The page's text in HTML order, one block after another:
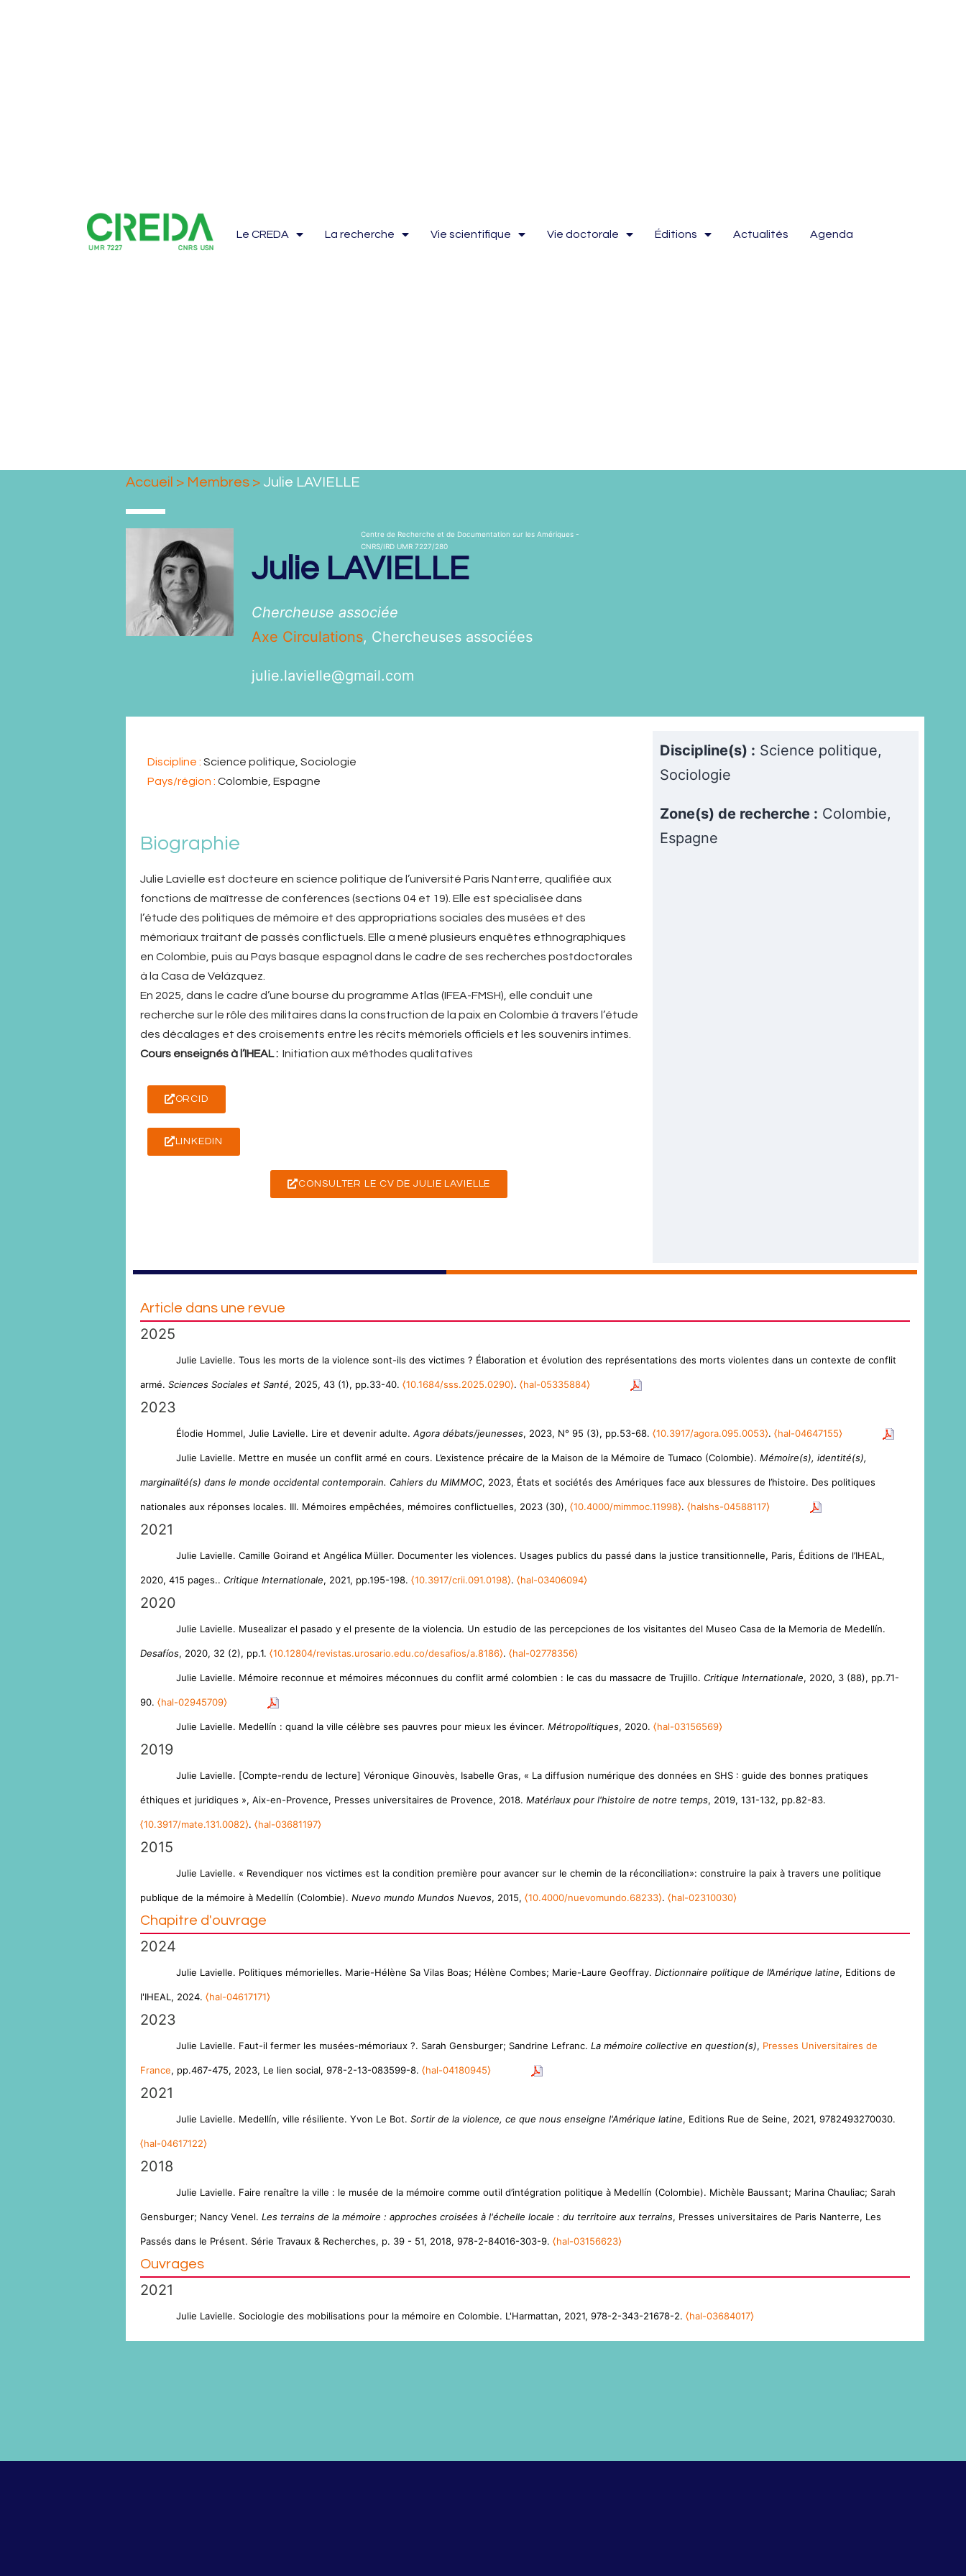
Le CREDA La recherche Vie scientifique Vie doctorale Éditions Actualités Agenda
Accueil > Membres> Julie LAVIELLE
Centre de Recherche et de Documentation sur les Amériques -
CNRS/IRD UMR 7227/280
Julie LAVIELLE
Chercheuse associée
Axe Circulations, Chercheuses associées
julie.lavielle@gmail.com
Discipline : Science politique, Sociologie
Pays/région : Colombie, Espagne
Biographie
Julie Lavielle est docteure en science politique de l’université Paris Nanterre, qualifiée aux
fonctions de maîtresse de conférences (sections 04 et 19). Elle est spécialisée dans
l’étude des politiques de mémoire et des appropriations sociales des musées et des
mémoriaux traitant de passés conflictuels. Elle a mené plusieurs enquêtes ethnographiques
en Colombie, puis au Pays basque espagnol dans le cadre de ses recherches postdoctorales
à la Casa de Velázquez.
En 2025, dans le cadre d’une bourse du programme Atlas (IFEA-FMSH), elle conduit une
recherche sur le rôle des militaires dans la construction de la paix en Colombie à travers l’étude
des décalages et des croisements entre les récits mémoriels officiels et les souvenirs intimes.
Cours enseignés à l’IHEAL :Initiation aux méthodes qualitatives
ORCID
LINKEDIN
CONSULTER LE CV DE JULIE LAVIELLE
Discipline(s) : Science politique,
Sociologie
Zone(s) de recherche : Colombie,
Espagne
Article dans une revue
2025
Julie Lavielle. Tous les morts de la violence sont-ils des victimes ? Élaboration et évolution des représentations des morts violentes dans un contexte de conflit
armé. Sciences Sociales et Santé, 2025, 43 (1), pp.33-40. ⟨10.1684/sss.2025.0290⟩. ⟨hal-05335884⟩
2023
Élodie Hommel, Julie Lavielle. Lire et devenir adulte. Agora débats/jeunesses, 2023, N° 95 (3), pp.53-68. ⟨10.3917/agora.095.0053⟩. ⟨hal-04647155⟩
Julie Lavielle. Mettre en musée un conflit armé en cours. L’existence précaire de la Maison de la Mémoire de Tumaco (Colombie). Mémoire(s), identité(s),
marginalité(s) dans le monde occidental contemporain. Cahiers du MIMMOC, 2023, États et sociétés des Amériques face aux blessures de l’histoire. Des politiques
nationales aux réponses locales. III. Mémoires empêchées, mémoires conflictuelles, 2023 (30), ⟨10.4000/mimmoc.11998⟩. ⟨halshs-04588117⟩
2021
Julie Lavielle. Camille Goirand et Angélica Müller. Documenter les violences. Usages publics du passé dans la justice transitionnelle, Paris, Éditions de l’IHEAL,
2020, 415 pages.. Critique Internationale, 2021, pp.195-198. ⟨10.3917/crii.091.0198⟩. ⟨hal-03406094⟩
2020
Julie Lavielle. Musealizar el pasado y el presente de la violencia. Un estudio de las percepciones de los visitantes del Museo Casa de la Memoria de Medellín.
Desafíos, 2020, 32 (2), pp.1. ⟨10.12804/revistas.urosario.edu.co/desafios/a.8186⟩. ⟨hal-02778356⟩
Julie Lavielle. Mémoire reconnue et mémoires méconnues du conflit armé colombien : le cas du massacre de Trujillo. Critique Internationale, 2020, 3 (88), pp.71-
90. ⟨hal-02945709⟩
Julie Lavielle. Medellín : quand la ville célèbre ses pauvres pour mieux les évincer. Métropolitiques, 2020. ⟨hal-03156569⟩
2019
Julie Lavielle. [Compte-rendu de lecture] Véronique Ginouvès, Isabelle Gras, « La diffusion numérique des données en SHS : guide des bonnes pratiques
éthiques et juridiques », Aix-en-Provence, Presses universitaires de Provence, 2018. Matériaux pour l'histoire de notre temps, 2019, 131-132, pp.82-83.
⟨10.3917/mate.131.0082⟩. ⟨hal-03681197⟩
2015
Julie Lavielle. « Revendiquer nos victimes est la condition première pour avancer sur le chemin de la réconciliation»: construire la paix à travers une politique
publique de la mémoire à Medellín (Colombie). Nuevo mundo Mundos Nuevos, 2015, ⟨10.4000/nuevomundo.68233⟩. ⟨hal-02310030⟩
Chapitre d'ouvrage
2024
Julie Lavielle. Politiques mémorielles. Marie-Hélène Sa Vilas Boas; Hélène Combes; Marie-Laure Geoffray. Dictionnaire politique de l’Amérique latine, Editions de
l'IHEAL, 2024. ⟨hal-04617171⟩
2023
Julie Lavielle. Faut-il fermer les musées-mémoriaux ?. Sarah Gensburger; Sandrine Lefranc. La mémoire collective en question(s), Presses Universitaires de
France, pp.467-475, 2023, Le lien social, 978-2-13-083599-8. ⟨hal-04180945⟩
2021
Julie Lavielle. Medellín, ville résiliente. Yvon Le Bot. Sortir de la violence, ce que nous enseigne l'Amérique latine, Editions Rue de Seine, 2021, 9782493270030.
⟨hal-04617122⟩
2018
Julie Lavielle. Faire renaître la ville : le musée de la mémoire comme outil d’intégration politique à Medellín (Colombie). Michèle Baussant; Marina Chauliac; Sarah
Gensburger; Nancy Venel. Les terrains de la mémoire : approches croisées à l'échelle locale : du territoire aux terrains, Presses universitaires de Paris Nanterre, Les
Passés dans le Présent. Série Travaux & Recherches, p. 39 - 51, 2018, 978-2-84016-303-9. ⟨hal-03156623⟩
Ouvrages
2021
Julie Lavielle. Sociologie des mobilisations pour la mémoire en Colombie. L'Harmattan, 2021, 978-2-343-21678-2. ⟨hal-03684017⟩